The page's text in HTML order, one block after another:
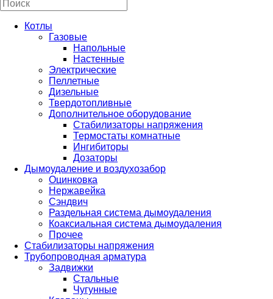
Котлы
Газовые
Напольные
Настенные
Электрические
Пеллетные
Дизельные
Твердотопливные
Дополнительное оборудование
Стабилизаторы напряжения
Термостаты комнатные
Ингибиторы
Дозаторы
Дымоудаление и воздухозабор
Оцинковка
Нержавейка
Сэндвич
Раздельная система дымоудаления
Коаксиальная система дымоудаления
Прочее
Стабилизаторы напряжения
Трубопроводная арматура
Задвижки
Стальные
Чугунные